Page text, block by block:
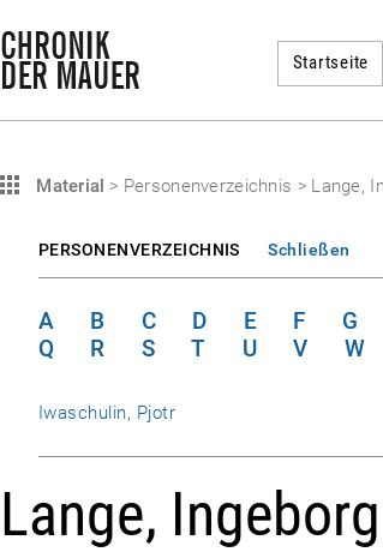
Startseite
Material > Personenverzeichnis > Lange,
PERSONENVERZEICHNIS Schließen
A B C D E F G
Q
R S T U V W
Iwaschulin, Pjotr
Lange, Ingeborg